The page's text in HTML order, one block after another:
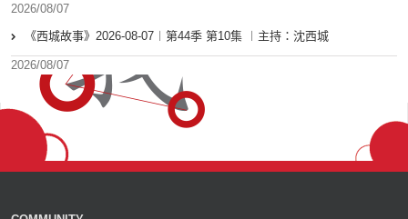
2026/08/07
《西城故事》2026-08-07︱第44季 第10集 ︱主持：沈西城
2026/08/07